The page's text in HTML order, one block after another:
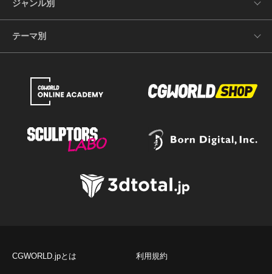
ジャンル別
テーマ別
CGWORLD.jpとは 利用規約